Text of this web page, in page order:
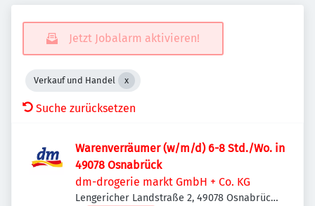
Jetzt Jobalarm aktivieren!
Verkauf und Handel
Suche zurücksetzen
Warenverräumer (w/m/d) 6-8 Std./Wo. in
49078 Osnabrück
dm-drogerie markt GmbH + Co. KG
Lengericher Landstraße 2, 49078 Osnabrück,